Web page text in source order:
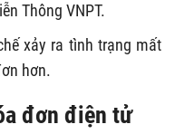
Thông VNPT.
xảy ra tình trạng mất
hơn.
đơn điện tử